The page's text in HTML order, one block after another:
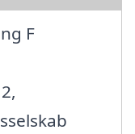
F